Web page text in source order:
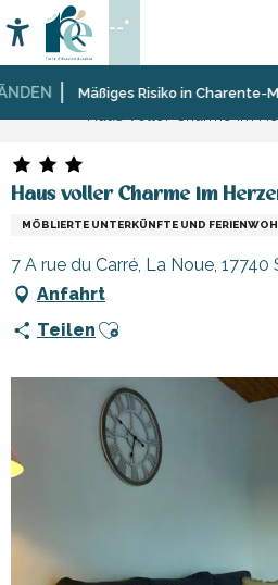
au
contenu
principal Mäßiges Risiko in Charente-
Accessibilité
Suche
--°
Startseite Aufenthalt
Haus voller Charme im
MÖBLIERTE UNTERKÜNFTE UND
7 A rue du Carré, La Noue,
Anfahrt
Teilen Ajouter aux favoris